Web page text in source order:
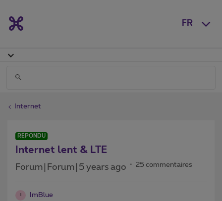
FR
Internet
RÉPONDU
Internet lent & LTE
Forum|Forum|5 years ago 25 commentaires
ImBlue